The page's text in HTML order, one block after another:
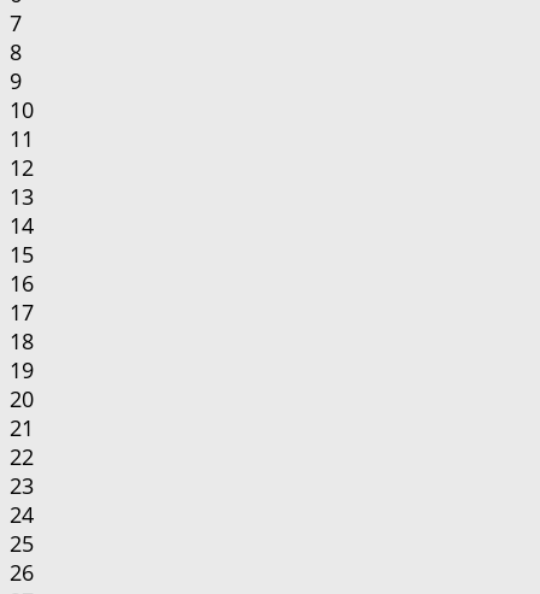
7
8
9
10
11
12
13
14
15
16
17
18
19
20
21
22
23
24
25
26